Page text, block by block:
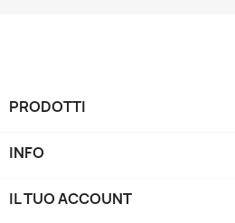
PRODOTTI
INFO
IL TUO ACCOUNT